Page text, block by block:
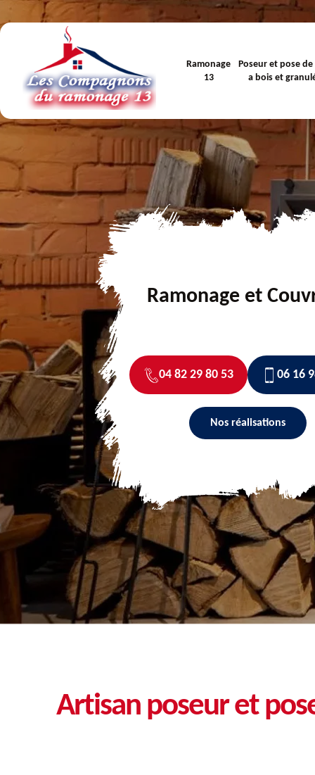
Ramonage
13
Poseur et pose
a bois et
Ramonage et
04 82 29 80 53 06 16
Nos réalisations
Artisan poseur et